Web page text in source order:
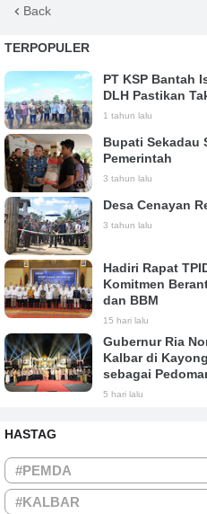
Back
TERPOPULER
PT KSP Bantah
DLH Pastikan
1 tahun lalu
Bupati Sekadau
Pemerintah
3 tahun lalu
Desa Cenayan
3 tahun lalu
Hadiri Rapat
Komitmen
dan BBM
15 hari lalu
Gubernur Ria
Kalbar di
sebagai
5 hari lalu
HASTAG
#PEMDA
#KALBAR